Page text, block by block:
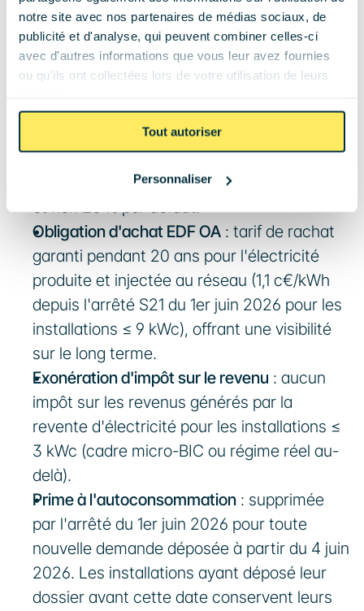
notre site avec nos partenaires de médias sociaux, de
publicité et d'analyse, qui peuvent combiner celles-ci
avec d'autres informations que vous leur avez fournies
ou qu'ils ont collectées lors de votre utilisation de leurs
Tout autoriser
Personnaliser
ce que vous pouvez obtenir en passant par un
installateur certifié :
TVA réduite à 5,5 % : au lieu de 20 %, pour
les installations photovoltaïques ≤ 9 kWc
éligibles (panneaux certifiés bas carbone +
EMS, logement de plus de 2 ans). Le taux de
10 % a été supprimé au 1er janvier 2026 —
vérifiez que votre devis applique bien 5,5 %
et non 20 % par défaut.
Obligation d'achat EDF OA : tarif de rachat
garanti pendant 20 ans pour l'électricité
produite et injectée au réseau (1,1 c€/kWh
depuis l'arrêté S21 du 1er juin 2026 pour les
installations ≤ 9 kWc), offrant une visibilité
sur le long terme.
Exonération d'impôt sur le revenu : aucun
impôt sur les revenus générés par la
revente d'électricité pour les installations ≤
3 kWc (cadre micro-BIC ou régime réel au-
delà).
Prime à l'autoconsommation : supprimée
par l'arrêté du 1er juin 2026 pour toute
nouvelle demande déposée à partir du 4 juin
2026. Les installations ayant déposé leur
dossier avant cette date conservent leurs